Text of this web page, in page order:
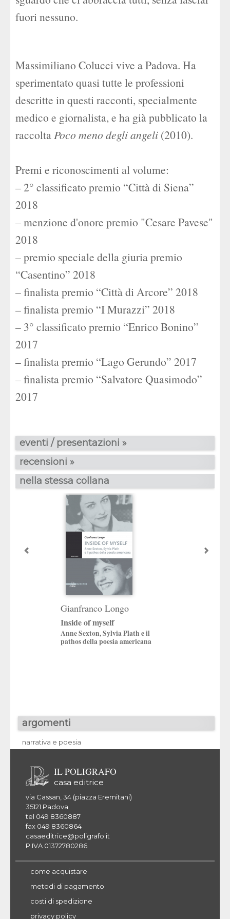
fuori nessuno.
Massimiliano Colucci vive a Padova. Ha
sperimentato quasi tutte le professioni
descritte in questi racconti, specialmente
medico e giornalista, e ha già pubblicato la
raccoltaPoco meno degli angeli (2010).
Premi e riconoscimenti al volume:
– 2° classificato premio “Città di Siena”
2018
– menzione d'onore premio "Cesare Pavese"
2018
– premio speciale della giuria premio
“Casentino” 2018
– finalista premio “Città di Arcore” 2018
– finalista premio “I Murazzi” 2018
– 3° classificato premio “Enrico Bonino”
2017
– finalista premio “Lago Gerundo” 2017
– finalista premio “Salvatore Quasimodo”
2017
eventi / presentazioni »
recensioni »
nella stessa collana
Gianfranco Longo
Inside of myself
Anne Sexton, Sylvia Plath e il
pathos della poesia americana
argomenti
narrativa e poesia
IL POLIGRAFO
casa editrice
via Cassan, 34 (piazza Eremitani)
35121 Padova
tel 049 8360887
fax 049 8360864
casaeditrice@poligrafo.it
P.IVA 01372780286
come acquistare
metodi di pagamento
costi di spedizione
privacy policy